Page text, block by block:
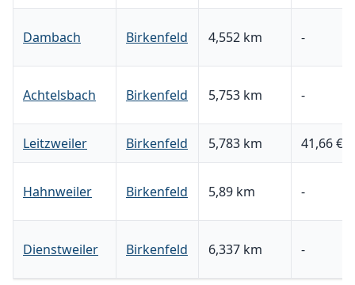
Dambach Birkenfeld 4,552 km -
Achtelsbach Birkenfeld 5,753 km -
Leitzweiler Birkenfeld 5,783 km 41,66 €
Hahnweiler Birkenfeld 5,89 km -
Dienstweiler Birkenfeld 6,337 km -